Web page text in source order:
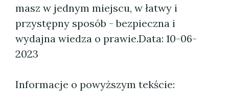
masz w jednym miejscu, w łatwy i
przystępny sposób - bezpieczna i
wydajna wiedza o prawie.Data: 10-06-
2023
Informacje o powyższym tekście: